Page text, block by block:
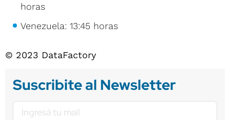
horas
Venezuela: 13:45 horas
© 2023 DataFactory
Suscribite al Newsletter